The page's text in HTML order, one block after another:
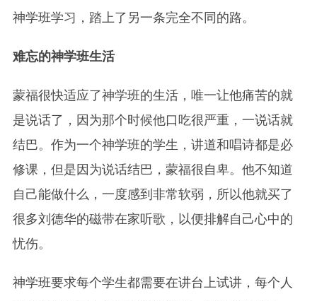
神学班学习，踏上了另一条完全不同的路。
难忘的神学班生活
蒙福很快适应了神学班的生活，唯一让他痛苦的就
是说话了，因为那个时候他口吃很严重，一说话就
结巴。作为一个神学班的学生，讲道和唱诗都是必
修课，但是因为说话结巴，蒙福很自卑。他不知道
自己能做什么，一度感到非常软弱，所以他就买了
很多刘德华的磁带在家听歌，以便排解自己心中的
忧伤。
神学班要求每个学生都需要在讲台上试讲，每个人